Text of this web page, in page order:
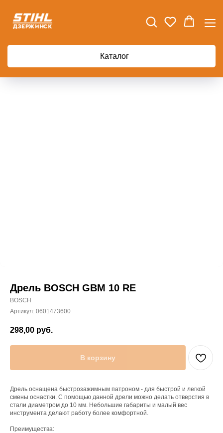
Каталог
Дрель BOSCH GBM 10 RE
BOSCH
Артикул: 0601473600
298,00 руб.
В корзину
Дрель оснащена быстрозажимным патроном - для быстрой и легкой
смены оснастки. С помощью данной дрели можно делать отверстия в
стали диаметром до 10 мм. Небольшие габариты и малый вес
инструмента делают работу более комфортной.
Преимущества: